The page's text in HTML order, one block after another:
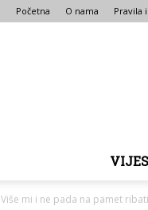
Početna O nama Pravila
Više mi i ne pada na pamet